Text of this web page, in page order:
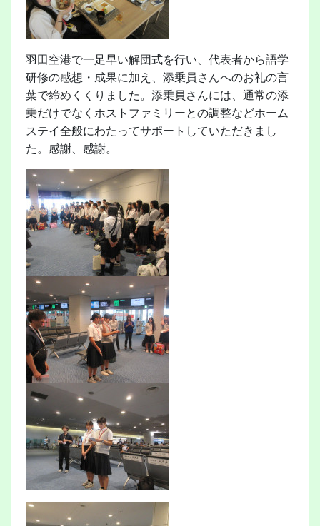
羽田空港で一足早い解団式を行い、代表者から語学
研修の感想・成果に加え、添乗員さんへのお礼の言
葉で締めくくりました。添乗員さんには、通常の添
乗だけでなくホストファミリーとの調整などホーム
ステイ全般にわたってサポートしていただきまし
た。感謝、感謝。